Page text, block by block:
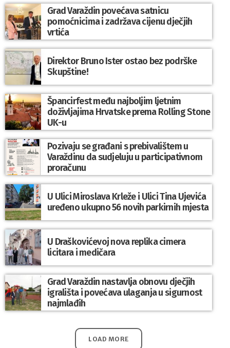
Grad Varaždin povećava satnicu
pomoćnicima i zadržava cijenu dječjih
vrtića
Direktor Bruno Ister ostao bez podrške
Skupštine!
Špancirfest među najboljim ljetnim
doživljajima Hrvatske prema Rolling Stone
UK-u
Pozivaju se građani s prebivalištem u
Varaždinu da sudjeluju u participativnom
proračunu
U Ulici Miroslava Krleže i Ulici Tina Ujevića
uređeno ukupno 56 novih parkirnih mjesta
U Draškovićevoj nova replika cimera
licitara i medičara
Grad Varaždin nastavlja obnovu dječjih
igrališta i povećava ulaganja u sigurnost
najmlađih
LOAD MORE